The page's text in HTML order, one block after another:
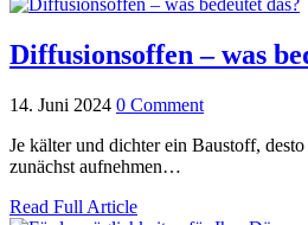
Diffusionsoffen – was
14. Juni 2024 0 Comment
Je kälter und dichter ein Baustoff,
zunächst aufnehmen…
Read Full Article